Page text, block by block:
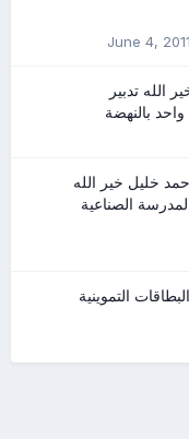
June 4, 2011
تدبير
بالنهضة
خليل خير الله
الصناعية
التموينية